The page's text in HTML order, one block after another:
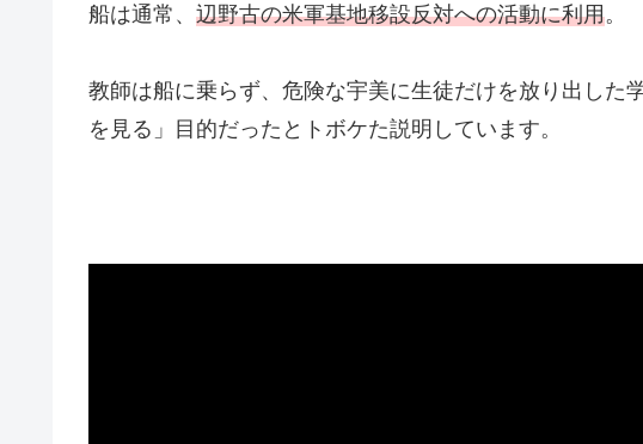
船は通常、 辺野古の米軍基地移設反対への活動に利用。
教師は船に乗らず、危険な宇美に生徒だけを放り出した
を見る」目的だったとトボケた説明しています。